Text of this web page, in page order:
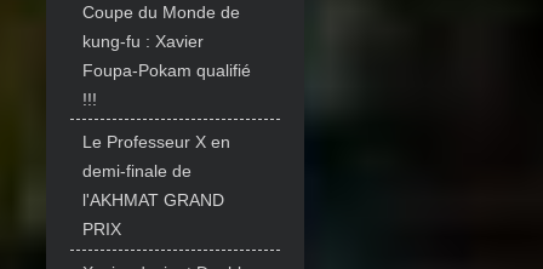
Coupe du Monde de
kung-fu : Xavier
Foupa-Pokam qualifié
!!!
Le Professeur X en
demi-finale de
l'AKHMAT GRAND
PRIX